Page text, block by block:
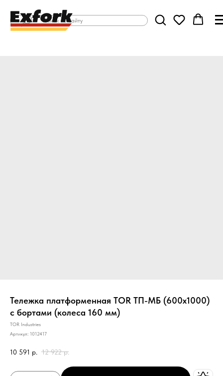
Тележка платформенная TOR ТП-МБ (600х1000)
с бортами (колеса 160 мм)
TOR Industries
Артикул: 1012417
10 591 р. 12 922 р.